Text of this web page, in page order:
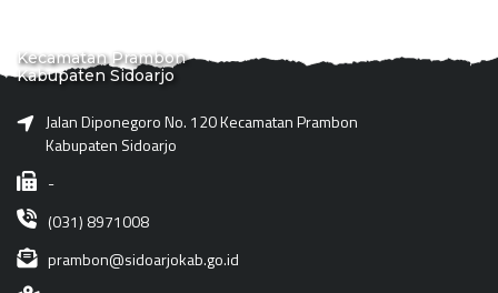
Kecamatan Prambon
Kabupaten Sidoarjo
Jalan Diponegoro No. 120 Kecamatan Prambon
Kabupaten Sidoarjo
-
(031) 8971008
prambon@sidoarjokab.go.id